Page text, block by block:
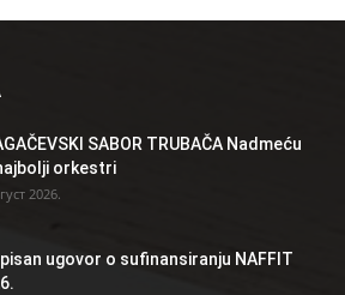
SABOR TRUBAČA Nadmeću
orkestri
2026.
ugovor o sufinansiranju NAFFIT